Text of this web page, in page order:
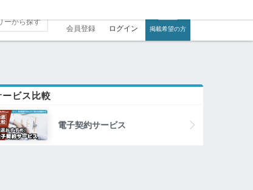
会員登録 ログイン 掲載希望の方
ービス比較
電子契約サービス